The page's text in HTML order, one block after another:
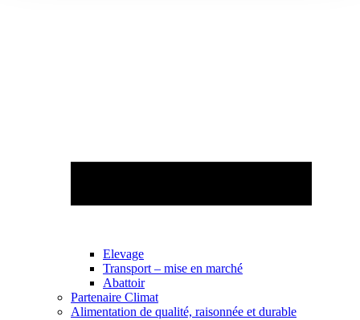
Elevage
Transport – mise en marché
Abattoir
Partenaire Climat
Alimentation de qualité, raisonnée et durable